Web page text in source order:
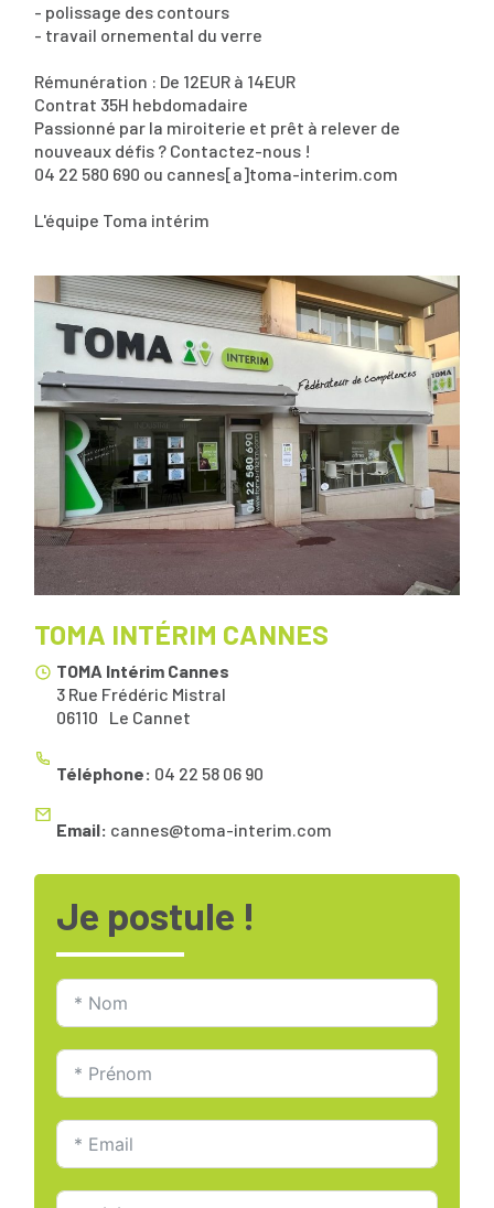
- polissage des contours
- travail ornemental du verre
Rémunération : De 12EUR à 14EUR
Contrat 35H hebdomadaire
Passionné par la miroiterie et prêt à relever de
nouveaux défis ? Contactez-nous !
04 22 580 690 ou cannes[a]toma-interim.com
L'équipe Toma intérim
TOMA INTÉRIM CANNES
TOMA Intérim Cannes
3 Rue Frédéric Mistral
Le Cannet
06110
Téléphone: 04 22 58 06 90
Email: cannes@toma-interim.com
Je postule !